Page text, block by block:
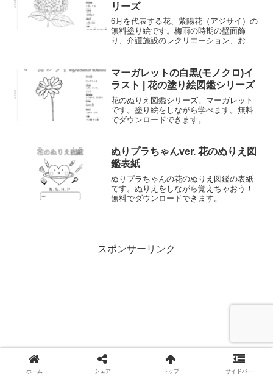
リーズ
6月を代表する花、紫陽花（アジサイ）の
無料塗り絵です。梅雨の時期の壁面飾
り、介護施設のレクリエーション、お子
してご利用ください。
マーガレットの白黒(モノクロ)イ
ラスト | 花の塗り絵図鑑シリーズ
花のぬりえ図鑑シリーズ。マーガレット
です。塗り絵をしながら学べます。無料
でダウンロードできます。
ぬりプラちゃんver. 花のぬりえ図
鑑表紙
ぬりプラちゃんの花のぬりえ図鑑の表紙
です。ぬりえをしながら覚えちゃおう！
無料でダウンロードできます。
スポンサーリンク
ホーム シェア トップ サイドバー